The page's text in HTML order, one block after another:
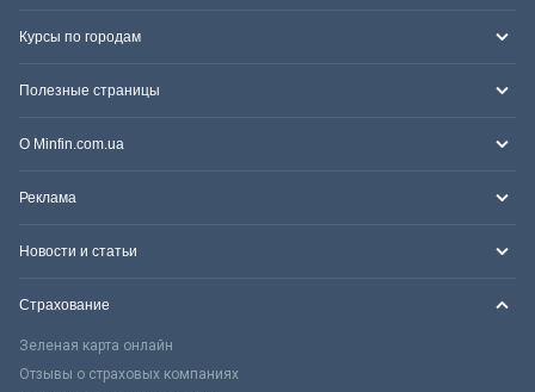
Курсы по городам
Полезные страницы
О Minfin.com.ua
Реклама
Новости и статьи
Страхование
Зеленая карта онлайн
Отзывы о страховых компаниях